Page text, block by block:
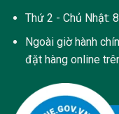
Thứ 2 - Chủ Nhật:
Ngoài giờ hành
đặt hàng online